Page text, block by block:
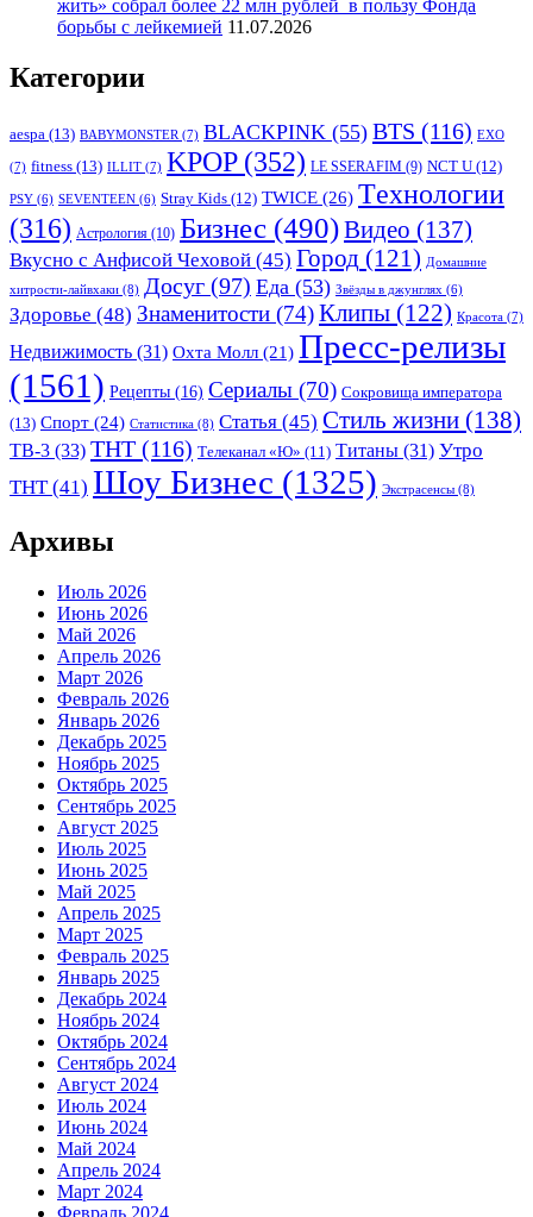
жить» собрал более 22 млн рублей в пользу Фонда
борьбы с лейкемией 11.07.2026
Категории
aespa (13) BABYMONSTER (7) BLACKPINK (55) BTS (116) EXO
(7) fitness (13) ILLIT (7) KPOP(352) LE SSERAFIM (9) NCT U (12)
PSY (6) SEVENTEEN (6) Stray Kids (12) TWICE (26) Tехнологии
(316) Астрология (10) Бизнес (490)Видео (137)
Вкусно с Анфисой Чеховой (45) Город (121) Домашние
хитрости-лайвхаки (8) Досуг (97) Еда (53) Звёзды в джунглях (6)
Здоровье (48) Знаменитости (74)Клипы (122) Красота (7)
Недвижимость (31) Охта Молл (21) Пресс-релизы
(1561) Рецепты (16) Сериалы (70) Сокровища императора
(13) Спорт (24) Статистика (8) Статья (45) Стиль жизни (138)
ТВ-3 (33) ТНТ (116) Телеканал «Ю» (11) Титаны (31) Утро
ТНТ(41) Шоу Бизнес (1325) Экстрасенсы (8)
Архивы
Июль 2026
Июнь 2026
Май 2026
Апрель 2026
Март 2026
Февраль 2026
Январь 2026
Декабрь 2025
Ноябрь 2025
Октябрь 2025
Сентябрь 2025
Август 2025
Июль 2025
Июнь 2025
Май 2025
Апрель 2025
Март 2025
Февраль 2025
Январь 2025
Декабрь 2024
Ноябрь 2024
Октябрь 2024
Сентябрь 2024
Август 2024
Июль 2024
Июнь 2024
Май 2024
Апрель 2024
Март 2024
Февраль 2024